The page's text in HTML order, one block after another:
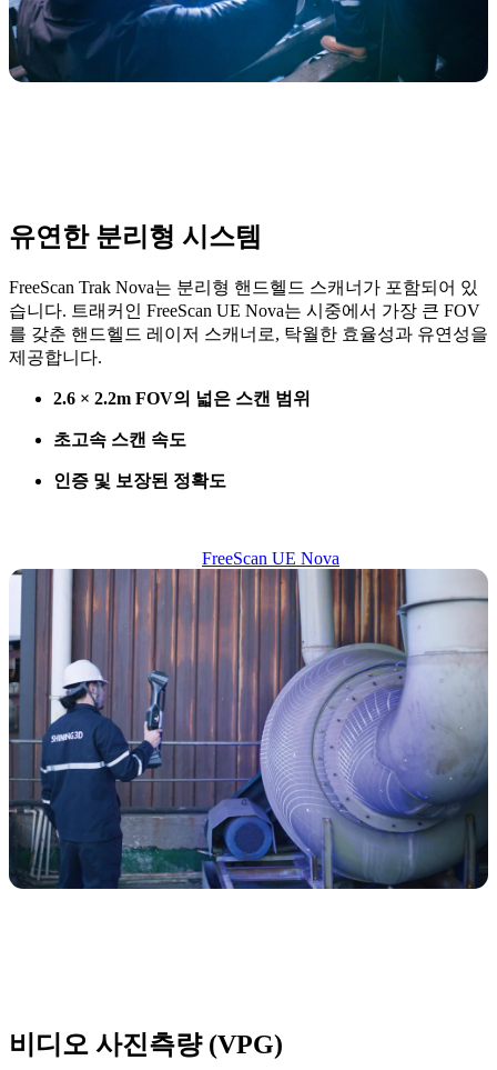
유연한 분리형 시스템
FreeScan Trak Nova는 분리형 핸드헬드 스캐너가 포함되어 있
습니다. 트래커인 FreeScan UE Nova는 시중에서 가장 큰 FOV
를 갖춘 핸드헬드 레이저 스캐너로, 탁월한 효율성과 유연성을
제공합니다.
2.6 × 2.2m FOV의 넓은 스캔 범위
초고속 스캔 속도
인증 및 보장된 정확도
FreeScan UE Nova
비디오 사진측량 (VPG)